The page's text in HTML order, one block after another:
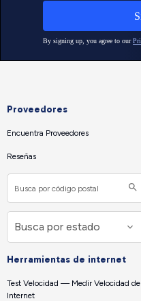
Proveedores
Encuentra Proveedores
Reseñas
Herramientas de internet
Test Velocidad — Medir Velocidad de
Internet